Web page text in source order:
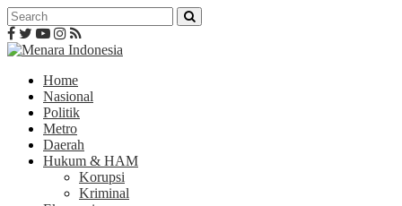
Home
Nasional
Politik
Metro
Daerah
Hukum & HAM
Korupsi
Kriminal